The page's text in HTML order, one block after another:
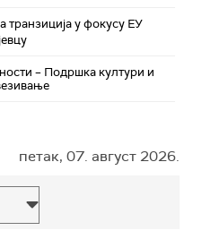
транзиција у фокусу ЕУ
– Подршка култури и
петак, 07. август 2026.